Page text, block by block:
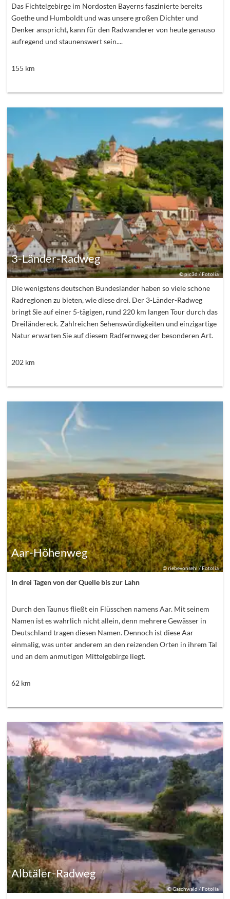
Das Fichtelgebirge im Nordosten Bayerns faszinierte bereits
Goethe und Humboldt und was unsere großen Dichter und
Denker anspricht, kann für den Radwanderer von heute genauso
aufregend und staunenswert sein....
155 km
©pic3d / Fotolia
3-Länder-Radweg
Die wenigstens deutschen Bundesländer haben so viele schöne
Radregionen zu bieten, wie diese drei. Der 3-Länder-Radweg
bringt Sie auf einer 5-tägigen, rund 220 km langen Tour durch das
Dreiländereck. Zahlreichen Sehenswürdigkeiten und einzigartige
Natur erwarten Sie auf diesem Radfernweg der besonderen Art.
202km
©riebevonsehl / Fotolia
Aar-Höhenweg
In drei Tagen von der Quelle bis zur Lahn
Durch den Taunus fließt ein Flüsschen namens Aar. Mit seinem
Namen ist es wahrlich nicht allein, denn mehrere Gewässer in
Deutschland tragen diesen Namen. Dennoch ist diese Aar
einmalig, was unter anderem an den reizenden Orten in ihrem Tal
und an dem anmutigen Mittelgebirge liegt.
62km
©Gaschwald / Fotolia
Albtäler-Radweg